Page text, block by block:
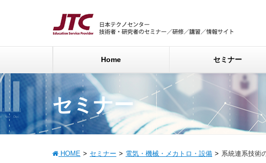
Home セミナー
セミナー
HOME セミナー 電気・機械・メカトロ・設備 系統連系技術